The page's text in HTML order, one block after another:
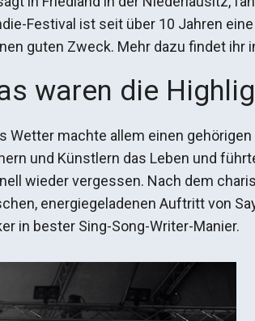
Festival ist seit über 10 Jahren
guten Zweck. Mehr dazu findet ihr
waren die
machte allem einen
und Künstlern das Leben und
wieder vergessen. Nach dem
energiegeladenen Auftritt von
in bester Sing-Song-Writer-Manier.